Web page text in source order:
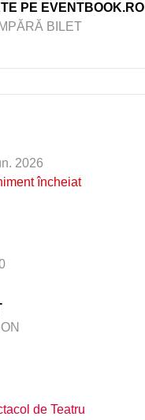
PE EVENTBOOK.RO
BILET
2026
încheiat
de Teatru